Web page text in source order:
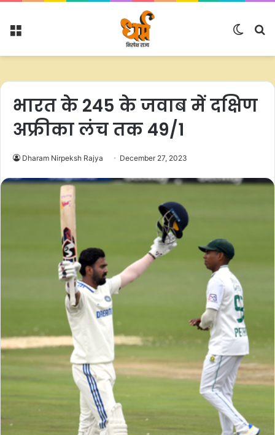
Menu
Switch
भारत के 245 के जवाब में दक्षिण
अफ्रीका लंच तक 49/1
Dharam Nirpeksh Rajya December 27, 2023